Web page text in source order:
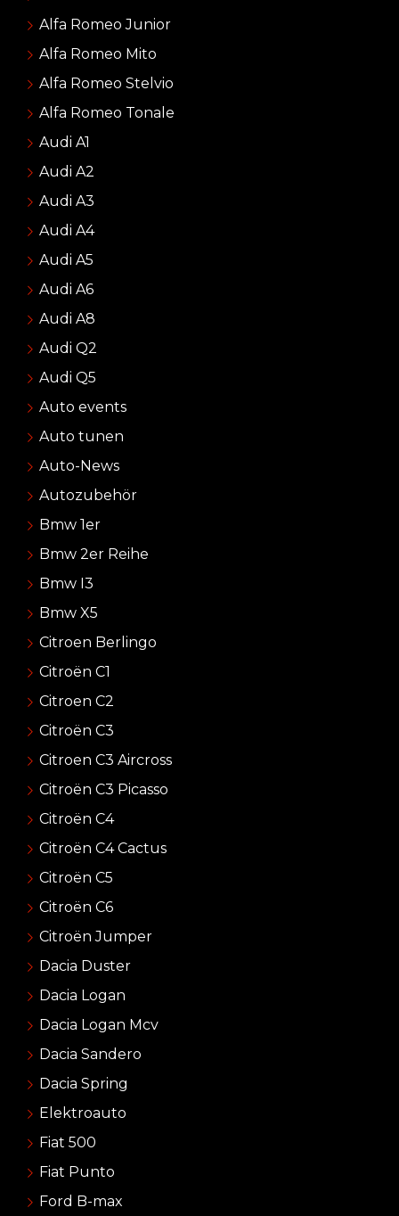
Alfa Romeo Junior
Alfa Romeo Mito
Alfa Romeo Stelvio
Alfa Romeo Tonale
Audi A1
Audi A2
Audi A3
Audi A4
Audi A5
Audi A6
Audi A8
Audi Q2
Audi Q5
Auto events
Auto tunen
Auto-News
Autozubehör
Bmw 1er
Bmw 2er Reihe
Bmw I3
Bmw X5
Citroen Berlingo
Citroën C1
Citroen C2
Citroën C3
Citroen C3 Aircross
Citroën C3 Picasso
Citroën C4
Citroën C4 Cactus
Citroën C5
Citroën C6
Citroën Jumper
Dacia Duster
Dacia Logan
Dacia Logan Mcv
Dacia Sandero
Dacia Spring
Elektroauto
Fiat 500
Fiat Punto
Ford B-max